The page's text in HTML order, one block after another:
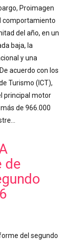
Proimagen
comportamiento
del año, en un
baja, la
y una
acuerdo con los
Turismo (ICT),
principal motor
de 966.000
de
del segundo